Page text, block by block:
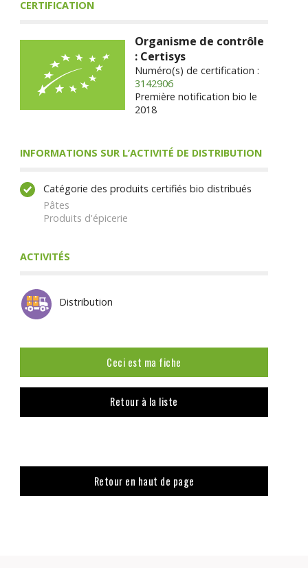
CERTIFICATION
Organisme de contrôle
: Certisys
Numéro(s) de certification :
3142906
Première notification bio le
2018
INFORMATIONS SUR L’ACTIVITÉ DE DISTRIBUTION
Catégorie des produits certifiés bio distribués
Pâtes
Produits d'épicerie
ACTIVITÉS
Distribution
Ceci est ma fiche
Retour à la liste
Retour en haut de page